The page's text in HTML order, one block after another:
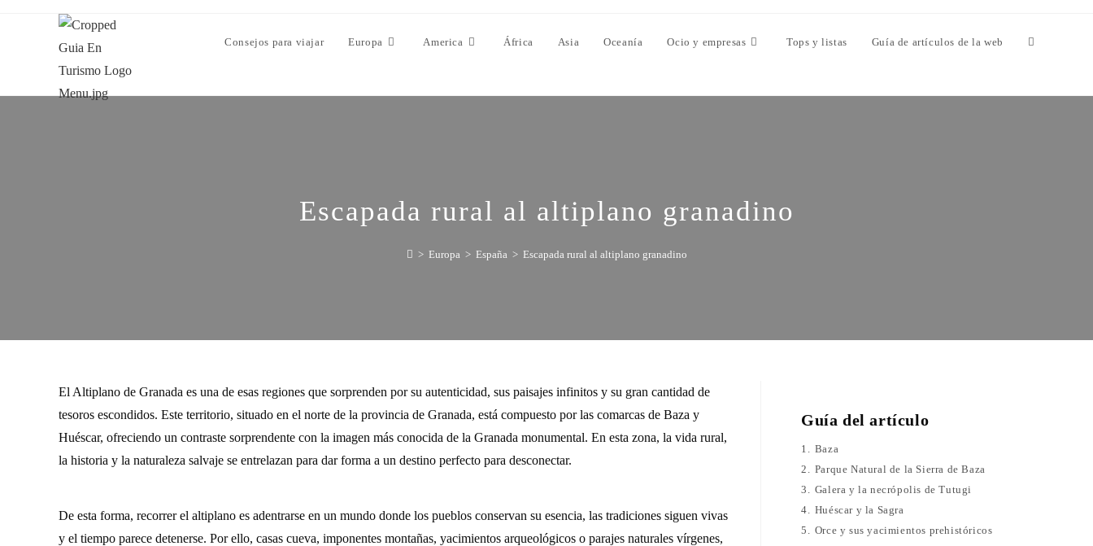
Consejos para viajar Europa America África Asia Oceanía Ocio y empresas Tops y listas Guía de artículos de la web
Escapada rural al altiplano granadino
> Europa > España > Escapada rural al altiplano granadino
El Altiplano de Granada es una de esas regiones que sorprenden por su autenticidad, sus paisajes infinitos y su gran cantidad de
tesoros escondidos. Este territorio, situado en el norte de la provincia de Granada, está compuesto por las comarcas de Baza y
Huéscar, ofreciendo un contraste sorprendente con la imagen más conocida de la Granada monumental. En esta zona, la vida rural,
la historia y la naturaleza salvaje se entrelazan para dar forma a un destino perfecto para desconectar.
De esta forma, recorrer el altiplano es adentrarse en un mundo donde los pueblos conservan su esencia, las tradiciones siguen vivas
y el tiempo parece detenerse. Por ello, casas cueva, imponentes montañas, yacimientos arqueológicos o parajes naturales vírgenes,
Guía del artículo
1. Baza
2. Parque Natural de la Sierra de Baza
3. Galera y la necrópolis de Tutugi
4. Huéscar y la Sagra
5. Orce y sus yacimientos prehistóricos